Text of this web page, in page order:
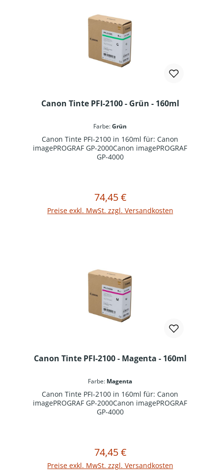
Canon Tinte PFI-2100 - Grün - 160ml
Farbe:Grün
Canon Tinte PFI-2100 in 160ml für: Canon
imagePROGRAF GP-2000Canon imagePROGRAF
GP-4000
Regulärer Preis:
74,45 €
Preise exkl. MwSt. zzgl. Versandkosten
In den Warenkorb
Canon Tinte PFI-2100 - Magenta - 160ml
Farbe: Magenta
Canon Tinte PFI-2100 in 160ml für: Canon
imagePROGRAF GP-2000Canon imagePROGRAF
GP-4000
Regulärer Preis:
74,45 €
Preise exkl. MwSt. zzgl. Versandkosten
In den Warenkorb